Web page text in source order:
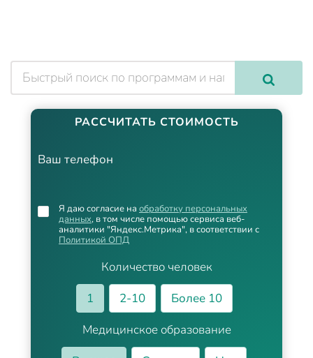
РАССЧИТАТЬ СТОИМОСТЬ
Ваш телефон
Количество человек
1
2-10
Более 10
Медицинское образование
Я даю согласие на обработку персональных
данных, в том числе помощью сервиса веб-
аналитики "Яндекс.Метрика", в соответствии с
Политикой ОПД